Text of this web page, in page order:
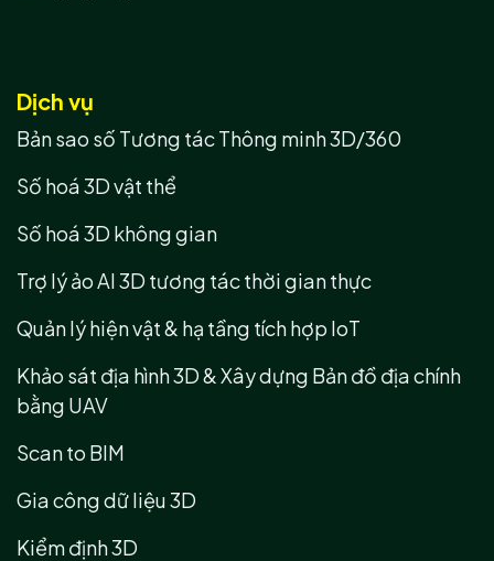
Dịch vụ
Bản sao số Tương tác Thông minh 3D/360
Số hoá 3D vật thể
Số hoá 3D không gian
Trợ lý ảo AI 3D tương tác thời gian thực
Quản lý hiện vật & hạ tầng tích hợp IoT
Khảo sát địa hình 3D & Xây dựng Bản đồ địa chính
bằng UAV
Scan to BIM
Gia công dữ liệu 3D
Kiểm định 3D